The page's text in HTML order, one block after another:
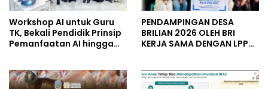
Workshop AI untuk Guru
TK, Bekali Pendidik Prinsip
Pemanfaatan AI hingga
PENDAMPINGAN DESA
BRILIAN 2026 OLEH BRI
KERJA SAMA DENGAN LPPM